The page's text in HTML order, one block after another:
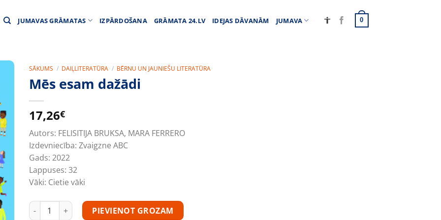
JUMAVAS GRĀMATAS IZPĀRDOŠANA GRĀMATA 24.LV IDEJAS DĀVANĀM JUMAVA 0
SĀKUMS / DAIĻLITERATŪRA / BĒRNU UN JAUNIEŠU LITERATŪRA
Mēs esam dažādi
17,26€
Autors: FELISITIJA BRUKSA, MARA FERRERO
Izdevniecība: Zvaigzne ABC
Gads: 2022
Lappuses: 32
Vāki: Cietie vāki
Mēs esam dažādi daudzumsPIEVIENOT GROZAM